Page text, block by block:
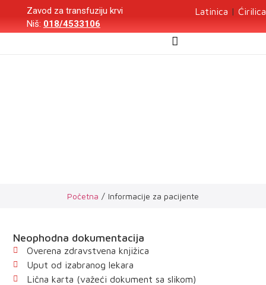
Zavod za transfuziju krvi
Niš: 018/4533106
Latinica | Ćirilica
Početna / Informacije za pacijente
Neophodna dokumentacija
Overena zdravstvena knjižica
Uput od izabranog lekara
Lična karta (važeći dokument sa slikom)